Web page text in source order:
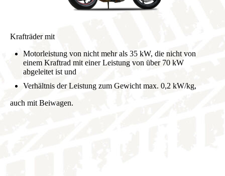
Krafträder mit
Motorleistung von nicht mehr als 35 kW, die nicht von
einem Kraftrad mit einer Leistung von über 70 kW
abgeleitet ist und
Verhältnis der Leistung zum Gewicht max. 0,2 kW/kg,
auch mit Beiwagen.